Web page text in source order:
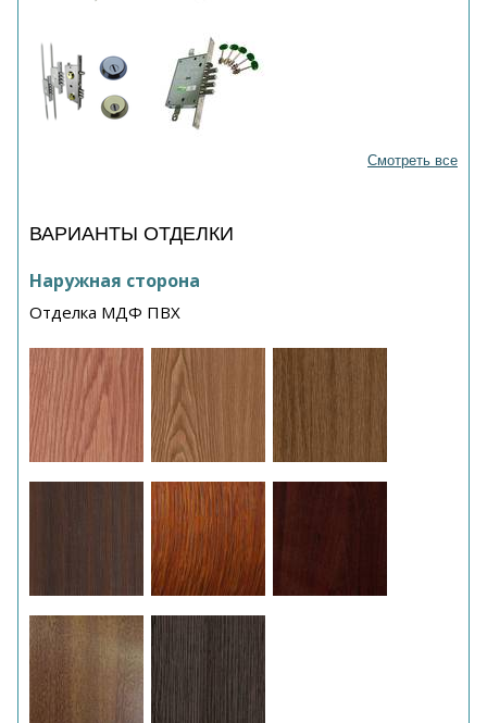
Смотреть все
ВАРИАНТЫ ОТДЕЛКИ
Наружная сторона
Отделка МДФ ПВХ